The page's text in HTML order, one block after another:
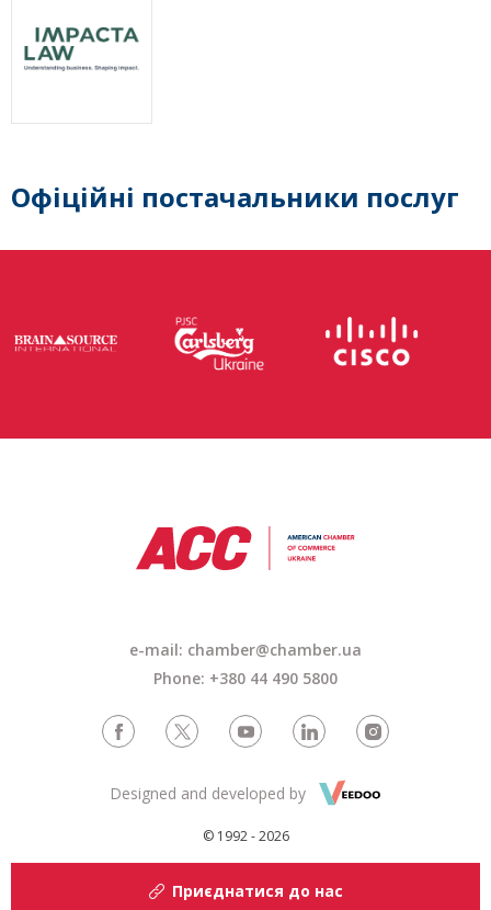
Офіційні постачальники послуг
e-mail: chamber@chamber.ua
Phone: +380 44 490 5800
© 1992 - 2026
Designed and developed by
Приєднатися до нас